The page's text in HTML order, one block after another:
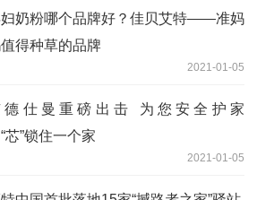
奶粉哪个品牌好？佳贝艾特——准妈
得种草的品牌
2021-01-05
德仕曼重磅出击 为您安全护家
芯”锁住一个家
2021-01-05